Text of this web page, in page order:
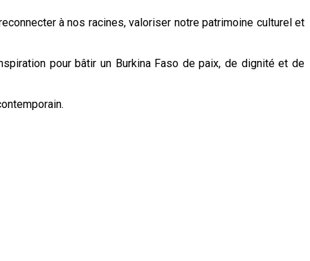
à nos racines, valoriser notre patrimoine culturel et
pour bâtir un Burkina Faso de paix, de dignité et de